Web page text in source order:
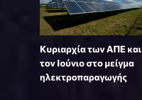
Κυριαρχία των ΑΠΕ και
τον Ιούνιο στο μείγμα
ηλεκτροπαραγωγής